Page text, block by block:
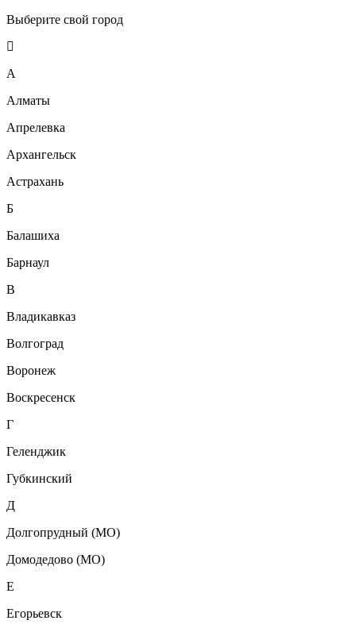
Выберите свой город
А
Алматы
Апрелевка
Архангельск
Астрахань
Б
Балашиха
Барнаул
В
Владикавказ
Волгоград
Воронеж
Воскресенск
Г
Геленджик
Губкинский
Д
Долгопрудный (МО)
Домодедово (МО)
Е
Егорьевск